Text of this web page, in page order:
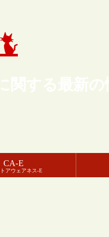
関する最新
CA-E
アウェアネス-E